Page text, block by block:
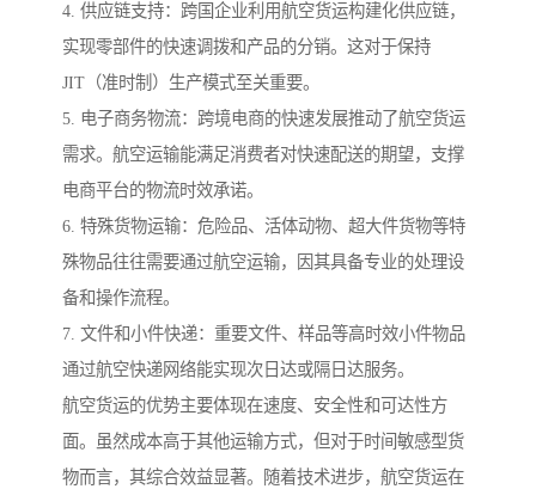
4. 供应链支持：跨国企业利用航空货运构建化供应链，
实现零部件的快速调拨和产品的分销。这对于保持
JIT（准时制）生产模式至关重要。
5. 电子商务物流：跨境电商的快速发展推动了航空货运
需求。航空运输能满足消费者对快速配送的期望，支撑
电商平台的物流时效承诺。
6. 特殊货物运输：危险品、活体动物、超大件货物等特
殊物品往往需要通过航空运输，因其具备专业的处理设
备和操作流程。
7. 文件和小件快递：重要文件、样品等高时效小件物品
通过航空快递网络能实现次日达或隔日达服务。
航空货运的优势主要体现在速度、安全性和可达性方
面。虽然成本高于其他运输方式，但对于时间敏感型货
物而言，其综合效益显著。随着技术进步，航空货运在